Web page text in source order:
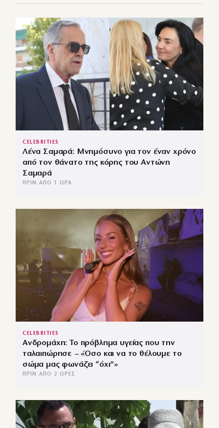
CELEBRITIES
Λένα Σαμαρά: Μνημόσυνο για τον έναν χρόνο
από τον θάνατο της κόρης του Αντώνη
Σαμαρά
ΠΡΙΝ ΑΠΌ 1 ΏΡΑ
CELEBRITIES
Ανδρομάχη: Το πρόβλημα υγείας που την
ταλαιπώρησε – «Όσο και να το θέλουμε το
σώμα μας φωνάζει “όχι”»
ΠΡΙΝ ΑΠΌ 2 ΏΡΕΣ